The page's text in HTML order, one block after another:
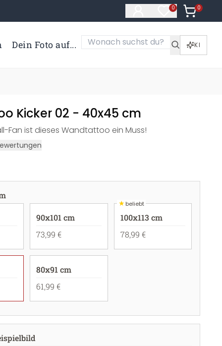
0
Artikel im
0
Artikel
Dein Foto auf... KI
Kicker 02 - 40x45 cm
Fan ist dieses Wandtattoo ein Muss!
90x101 cm
73,99 €
★beliebt
100x113 cm
78,99 €
80x91 cm
61,99 €